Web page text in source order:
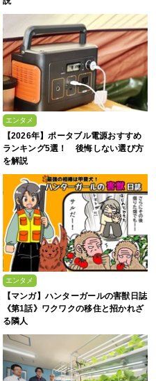
エンタメ
【2026年】ポータブル電源おすすめ
ランキング5選！ 後悔しない選び方
を解説
エンタメ
【マンガ】ハンターガールの害獣日誌
《第1話》ワクワクの移住と招かれざ
る隣人